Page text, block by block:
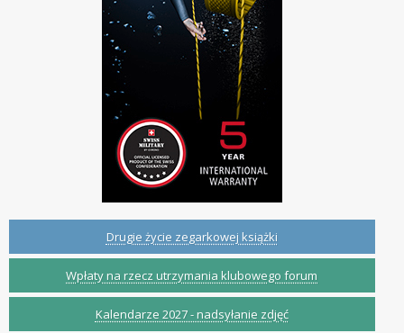
Drugie życie zegarkowej książki
Wpłaty na rzecz utrzymania klubowego forum
Kalendarze 2027 - nadsyłanie zdjęć